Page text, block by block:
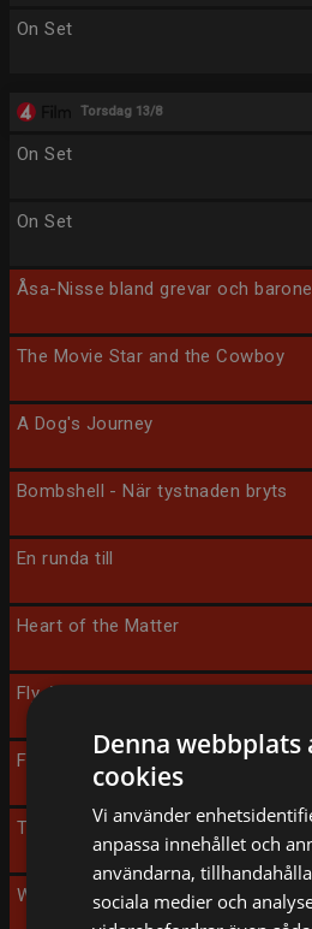
On Set
Torsdag 13/8
On Set
On Set
Åsa-Nisse bland grevar och
The Movie Star and the Cowboy
A Dog's Journey
Bombshell - När tystnaden bryts
En runda till
Heart of the Matter
Fly Away with Me
Fasanjägarna
The Whistleblower
What Happened to Monday
Denna webbplats
cookies
Vi använder
anpassa innehållet och
användarna,
sociala medier och